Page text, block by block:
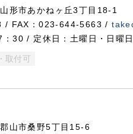
市あかねヶ丘3丁目18-1
/ FAX：023-644-5663 /
30 / 定休日：土曜日・日曜
取付可
山市桑野5丁目15-6